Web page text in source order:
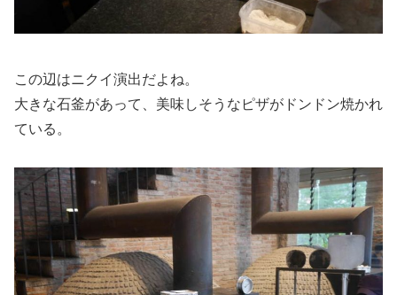
この辺はニクイ演出だよね。
大きな石釜があって、美味しそうなピザがドンドン焼かれ
ている。